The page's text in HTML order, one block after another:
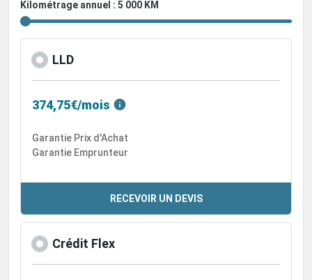
Kilométrage annuel : 5 000 KM
LLD
374,75€/mois
Garantie Prix d'Achat
Garantie Emprunteur
RECEVOIR UN DEVIS
Crédit Flex